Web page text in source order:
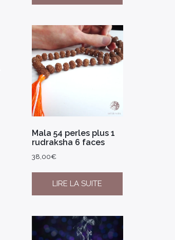
Mala 54 perles plus 1
rudraksha 6 faces
38,00€
LIRE LA SUITE